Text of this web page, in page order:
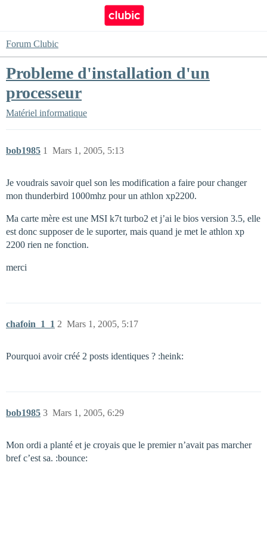
Forum Clubic
Probleme d'installation d'un
processeur
Matériel informatique
bob1985 Mars 1, 2005, 5:13
1
Je voudrais savoir quel son les modification a faire pour changer
mon thunderbird 1000mhz pour un athlon xp2200.
Ma carte mère est une MSI k7t turbo2 et j’ai le bios version 3.5, elle
est donc supposer de le suporter, mais quand je met le athlon xp
2200 rien ne fonction.
merci
chafoin_1_1 Mars 1, 2005, 5:17
2
Pourquoi avoir créé 2 posts identiques ? :heink:
bob1985 Mars 1, 2005, 6:29
3
Mon ordi a planté et je croyais que le premier n’avait pas marcher
bref c’est sa. :bounce: